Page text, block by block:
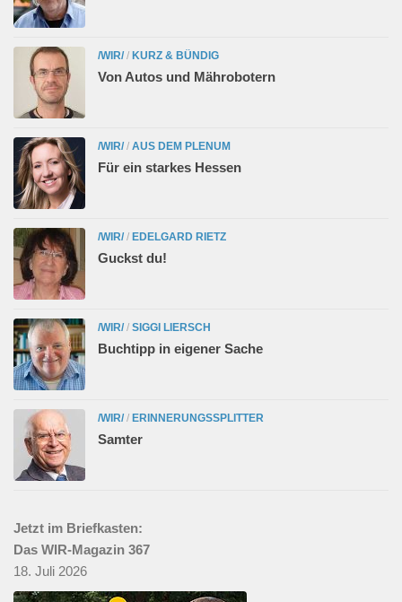
/WIR/ / KURZ & BÜNDIG
Von Autos und Mährobotern
/WIR/ / AUS DEM PLENUM
Für ein starkes Hessen
/WIR/ / EDELGARD RIETZ
Guckst du!
/WIR/ / SIGGI LIERSCH
Buchtipp in eigener Sache
/WIR/ / ERINNERUNGSSPLITTER
Samter
Jetzt im Briefkasten:
Das WIR-Magazin 367
18. Juli 2026